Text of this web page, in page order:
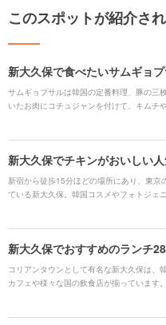
このスポットが紹介さ
新大久保で食べたいサムギョ
サムギョプサルは韓国の定番料理、豚の三
いたお肉にコチュジャンを付けて、キムチ
新大久保でチキンがおいしい
新宿から徒歩15分ほどの場所にあり、東京
ている新大久保。韓国コスメやフォトジェ
新大久保でおすすめのランチ
コリアンタウンとして有名な新大久保は、
カフェや様々な国の飲食店が揃っています